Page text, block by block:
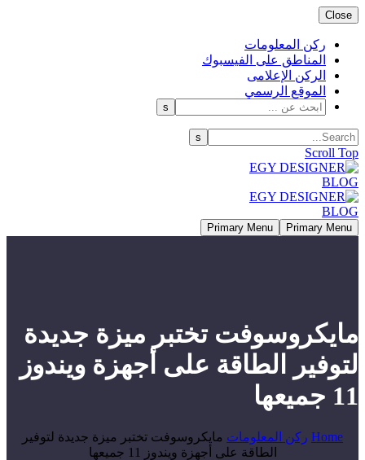
Close
ركن المعلومات
المناطق على الفيسبوك
الركن الإعلامى
الموقع الرسمي
Scroll Top
Primary Menu
Primary Menu
مايكروسوفت تختبر ميزة جديدة
لتوفير الطاقة على أجهزة ويندوز
11 جميعها
Home ركن المعلومات مايكروسوفت تختبر ميزة جديدة لتوفير
الطاقة على أجهزة ويندوز 11 جميعها